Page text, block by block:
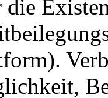
die